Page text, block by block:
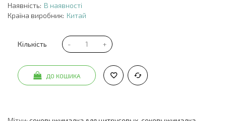
Наявність: В наявності
Країна виробник: Китай
Кількість
ДО КОШИКА